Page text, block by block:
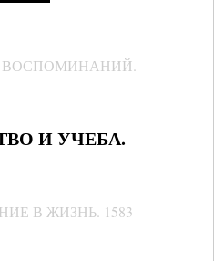
ВОСПОМИНАНИЙ.
И УЧЕБА.
В ЖИЗНЬ. 1583–